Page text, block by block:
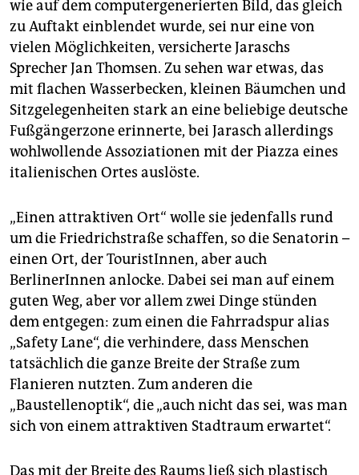
wie auf dem computergenerierten Bild, das gleich
zu Auftakt einblendet wurde, sei nur eine von
vielen Möglichkeiten, versicherte Jaraschs
Sprecher Jan Thomsen. Zu sehen war etwas, das
mit flachen Wasserbecken, kleinen Bäumchen und
Sitzgelegenheiten stark an eine beliebige deutsche
Fußgängerzone erinnerte, bei Jarasch allerdings
wohlwollende Assoziationen mit der Piazza eines
italienischen Ortes auslöste.
„Einen attraktiven Ort“ wolle sie jedenfalls rund
um die Friedrichstraße schaffen, so die Senatorin –
einen Ort, der TouristInnen, aber auch
BerlinerInnen anlocke. Dabei sei man auf einem
guten Weg, aber vor allem zwei Dinge stünden
dem entgegen: zum einen die Fahrradspur alias
„Safety Lane“, die verhindere, dass Menschen
tatsächlich die ganze Breite der Straße zum
Flanieren nutzten. Zum anderen die
„Baustellenoptik“, die „auch nicht das sei, was man
sich von einem attraktiven Stadtraum erwartet“.
Das mit der Breite des Raums ließ sich plastisch